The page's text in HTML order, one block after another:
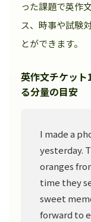
った課題で英作
ス、時事や試験
とができます。
英作文チケッ
る分量の目安
I made a
yesterday.
oranges
time they
sweet
forward to